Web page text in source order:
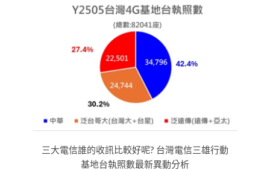
三大電信誰的收訊比較好呢? 台灣電信三雄行動
基地台執照數最新異動分析